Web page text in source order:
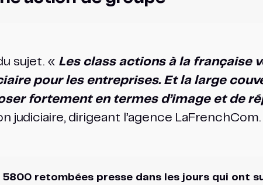
sujet. « Les class actions à la française
pour les entreprises. Et la large
fortement en termes d’image et de
judiciaire, dirigeant l’agence LaFrenchCom.
retombées presse dans les jours qui ont